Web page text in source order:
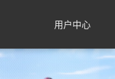
用户中心